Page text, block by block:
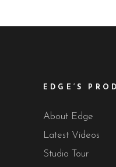
EDGE’S
About Edge
Latest Videos
Studio Tour